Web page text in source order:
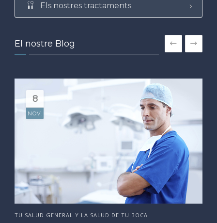
Els nostres tractaments
El nostre Blog
8
NOV.
TU SALUD GENERAL Y LA SALUD DE TU BOCA